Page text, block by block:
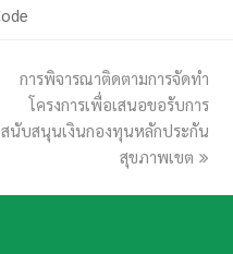
next
post:
การพิจารณาติดตามการจัดทำ
โครงการเพื่อเสนอขอรับการ
สนับสนุนเงินกองทุนหลักประกัน
สุขภาพเขต